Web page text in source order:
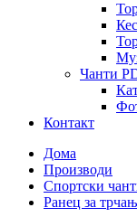
Чанти
Контакт
Дома
Производи
Спортски
Ранец за